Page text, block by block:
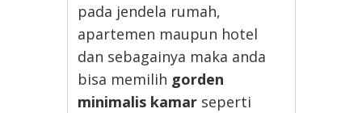
pada jendela rumah,
apartemen maupun hotel
dan sebagainya maka anda
bisa memilih gorden
minimalis kamar seperti